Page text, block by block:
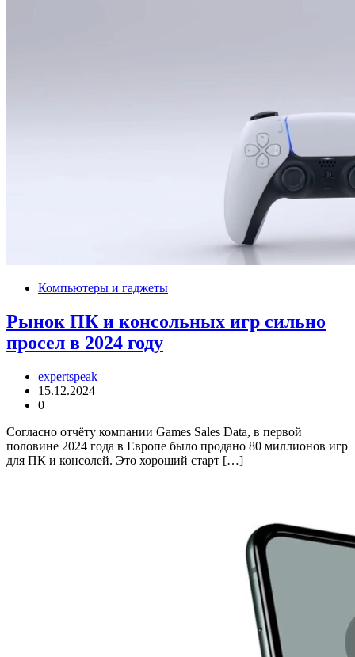
Компьютеры и гаджеты
Рынок ПК и консольных игр сильно
просел в 2024 году
expertspeak
15.12.2024
0
Согласно отчёту компании Games Sales Data, в первой
половине 2024 года в Европе было продано 80 миллионов игр
для ПК и консолей. Это хороший старт […]